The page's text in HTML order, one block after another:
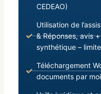
CEDEAO)
Utilisation de
& Réponses, avis
synthétique –
Téléchargement
documents par